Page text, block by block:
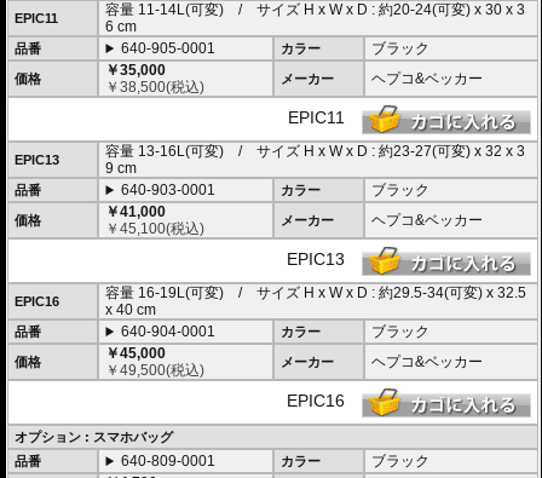
EPIC11
容量 11-14L(可変) / サイズ H x W x D : 約20-24(可変) x 30 x 3
6 cm
品番 640-905-0001 カラー ブラック
価格
￥35,000
￥38,500(税込) メーカー ヘプコ&ベッカー
EPIC11
EPIC13
容量 13-16L(可変) / サイズ H x W x D : 約23-27(可変) x 32 x 3
9 cm
品番 640-903-0001 カラー ブラック
価格
￥41,000
￥45,100(税込) メーカー ヘプコ&ベッカー
EPIC13
EPIC16
容量 16-19L(可変) / サイズ H x W x D : 約29.5-34(可変) x 32.5
x 40 cm
品番 640-904-0001 カラー ブラック
価格
￥45,000
￥49,500(税込) メーカー ヘプコ&ベッカー
EPIC16
オプション : スマホバッグ
品番
640-809-0001 カラー ブラック